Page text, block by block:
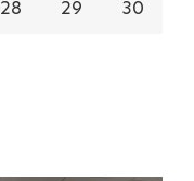
28 29 30